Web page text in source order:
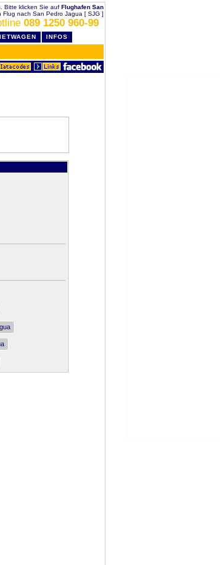
Bitte klicken Sie auf Flughafen San
Flug nach San Pedro Jagua [ SJG ]
089 1250 960-99
INFOS